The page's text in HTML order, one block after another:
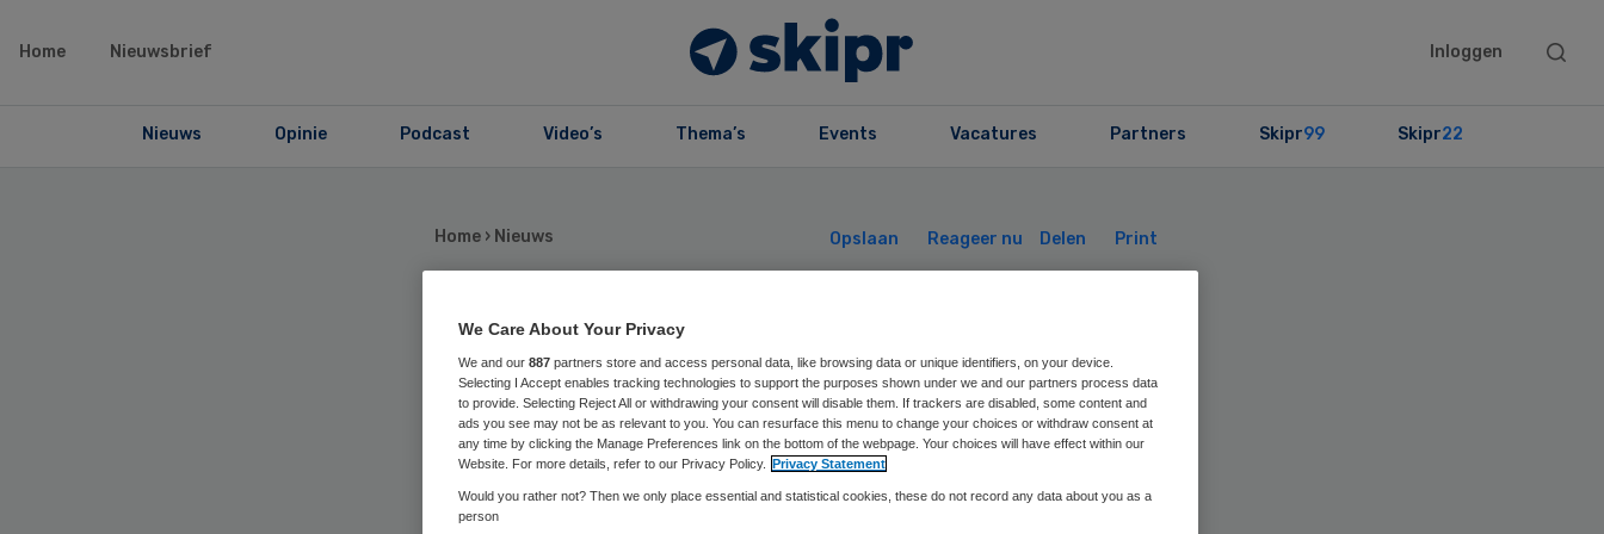
Home Nieuwsbrief Inloggen
Search
Nieuws Opinie Podcast Video’s Thema’s Events Vacatures Partners Skipr99 Skipr22
Home › Nieuws Opslaan Reageer nu Delen Print
‘Welzijnspraktijk’
moet van IGZ dicht
We Care About Your Privacy
We and our 887 partners store and access personal data, like browsing data or unique identifiers, on your device.
Selecting I Accept enables tracking technologies to support the purposes shown under we and our partners process data
to provide. Selecting Reject All or withdrawing your consent will disable them. If trackers are disabled, some content and
ads you see may not be as relevant to you. You can resurface this menu to change your choices or withdraw consent at
any time by clicking the Manage Preferences link on the bottom of the webpage. Your choices will have effect within our
Website. For more details, refer to our Privacy Policy. Privacy Statement
Would you rather not? Then we only place essential and statistical cookies, these do not record any data about you as a
person